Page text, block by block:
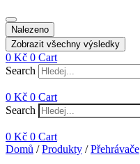
Nalezeno
Zobrazit všechny výsledky
0 Kč 0 Cart
Search
0 Kč 0 Cart
Search
0 Kč 0 Cart
Domů /Produkty /Přehrávače